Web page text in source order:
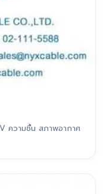
ความชื้น สภาพอากาศ